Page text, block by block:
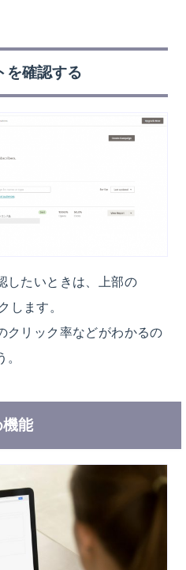
を確認する
したいときは、上部の
します。
クリック率などがわかるの
能